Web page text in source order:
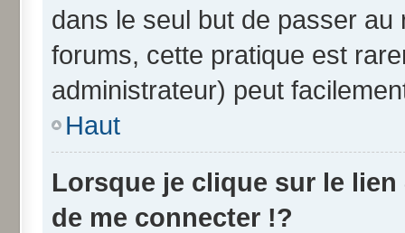
dans le seul but de passer
forums, cette pratique est
administrateur) peut
Haut
Lorsque je clique sur le lien
de me connecter !?